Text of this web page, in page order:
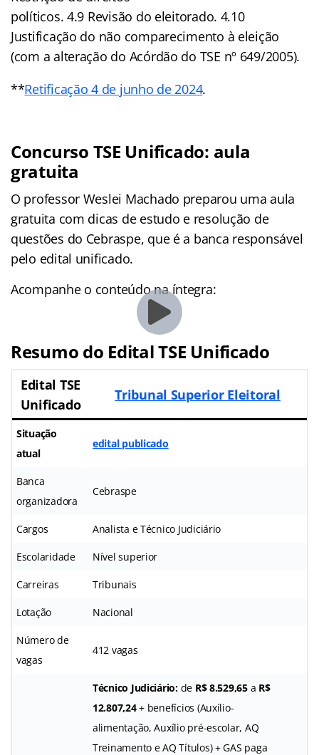
políticos. 4.9 Revisão do eleitorado. 4.10
Justificação do não comparecimento à eleição
(com a alteração do Acórdão do TSE nº 649/2005).
**Retificação 4 de junho de 2024.
Concurso TSE Unificado: aula
gratuita
O professor Weslei Machado preparou uma aula
gratuita com dicas de estudo e resolução de
questões do Cebraspe, que é a banca responsável
pelo edital unificado.
Acompanhe o conteúdo na íntegra:
Resumo do Edital TSE Unificado
Edital TSE
Unificado
Tribunal Superior Eleitoral
Situação
atual
edital publicado
Banca
organizadora
Cebraspe
Cargos Analista e Técnico Judiciário
Escolaridade Nível superior
Carreiras Tribunais
Lotação Nacional
Número de
vagas
412 vagas
Técnico Judiciário:de R$ 8.529,65a R$
12.807,24+ benefícios (Auxílio-
alimentação, Auxílio pré-escolar, AQ
Treinamento e AQ Títulos) + GAS paga